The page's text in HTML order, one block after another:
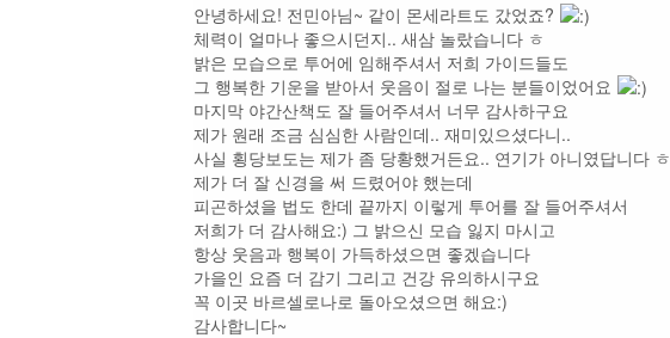
안녕하세요! 전민아님~ 같이 몬세라트도 갔었죠?
체력이 얼마나 좋으시던지.. 새삼 놀랐습니다 ㅎ
밝은 모습으로 투어에 임해주셔서 저희 가이드들도
그 행복한 기운을 받아서 웃음이 절로 나는 분들이었어요
마지막 야간산책도 잘 들어주셔서 너무 감사하구요
제가 원래 조금 심심한 사람인데.. 재미있으셨다니..
사실 횡당보도는 제가 좀 당황했거든요.. 연기가 아니였답니다 ㅎ
제가 더 잘 신경을 써 드렸어야 했는데
피곤하셨을 법도 한데 끝까지 이렇게 투어를 잘 들어주셔서
저희가 더 감사해요:) 그 밝으신 모습 잃지 마시고
항상 웃음과 행복이 가득하셨으면 좋겠습니다
가을인 요즘 더 감기 그리고 건강 유의하시구요
꼭 이곳 바르셀로나로 돌아오셨으면 해요:)
감사합니다~